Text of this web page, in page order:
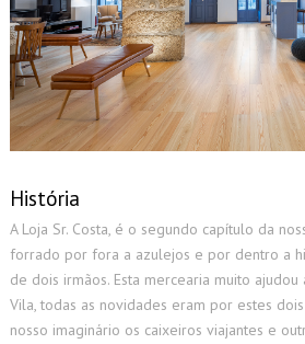
História
A Loja Sr. Costa, é o segundo capítulo da
forrado por fora a azulejos e por dentro a
de dois irmãos. Esta mercearia muito
Vila, todas as novidades eram por estes
nosso imaginário os caixeiros viajantes e